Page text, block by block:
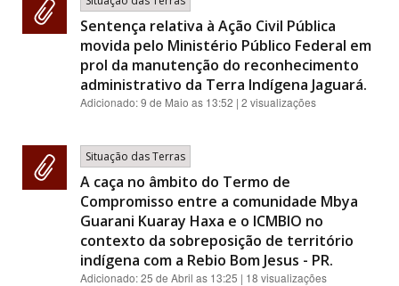
Sentença relativa à Ação Civil Pública
movida pelo Ministério Público Federal em
prol da manutenção do reconhecimento
administrativo da Terra Indígena Jaguará.
Adicionado:9 de Maio as 13:52 | 2 visualizações
Situação das Terras
A caça no âmbito do Termo de
Compromisso entre a comunidade Mbya
Guarani Kuaray Haxa e o ICMBIO no
contexto da sobreposição de território
indígena com a Rebio Bom Jesus - PR.
Adicionado:25 de Abril as 13:25 | 18 visualizações